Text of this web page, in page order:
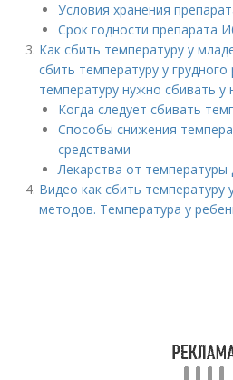
Условия хранения
Срок годности препарата
Как сбить температуру у
сбить температуру у
температуру нужно сбивать
Когда следует сбивать
Способы снижения
средствами
Лекарства от температуры
Видео как сбить температуру
методов. Температура у